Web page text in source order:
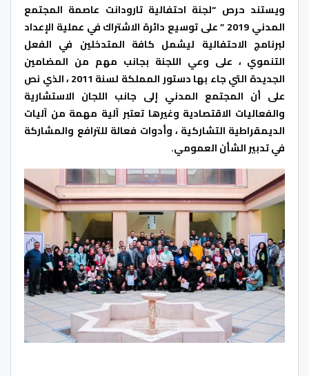
ويستند حرص “لجنة احتفالية تارودانت عاصمة المجتمع
المدني 2019 ” على توسيع دائرة الاشتراك في عملية الإعداد
لبرنامج الاحتفالية ليشمل كافة المتدخلين في الفعل
التنموي ، على وعي اللجنة بجانب مهم من المضامين
الجديدة التي جاء بها دستور المملكة لسنة 2011 ، الذي نص
على أن المجتمع المدني إلى جانب اللجان الاستشارية
والفعاليات الاقتصادية وغيرها تعتبر آلية مهمة من آليات
الديمقراطية التشاركية ، وأدوات فعالة للترافع والمشاركة
في تدبير الشأن العمومي.